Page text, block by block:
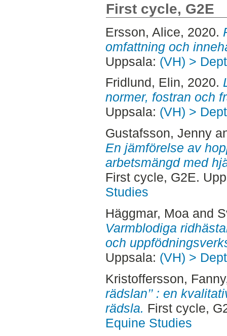
First cycle, G2E
Ersson, Alice, 2020.
omfattning och
Uppsala: (VH) >
Fridlund, Elin, 2020.
normer, fostran och
Uppsala: (VH) >
Gustafsson, Jenny
En jämförelse av
arbetsmängd med
First cycle, G2E.
Studies
Häggmar, Moaand
Varmblodiga
och
Uppsala: (VH) >
Kristoffersson, Fanny
rädslan’’ : en
rädsla. First cycle,
Equine Studies